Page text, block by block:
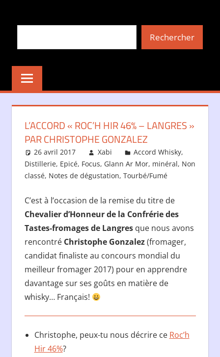
RechercherRechercher
L’ACCORD « ROC’H HIR 46% – LANGRES »
PAR CHRISTOPHE GONZALEZ
26 avril 2017 Xabi Accord Whisky,
Distillerie, Epicé, Focus, Glann Ar Mor, minéral, Non
classé, Notes de dégustation, Tourbé/Fumé
C’est à l’occasion de la remise du titre de
Chevalier d’Honneur de la Confrérie des
Tastes-fromages de Langres que nous avons
rencontré Christophe Gonzalez(fromager,
candidat finaliste au concours mondial du
meilleur fromager 2017) pour en apprendre
davantage sur ses goûts en matière de
whisky… Français!
Christophe, peux-tu nous décrire ce Roc’h
Hir 46%?